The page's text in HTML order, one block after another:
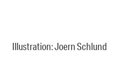
Illustration: Joern Schlund